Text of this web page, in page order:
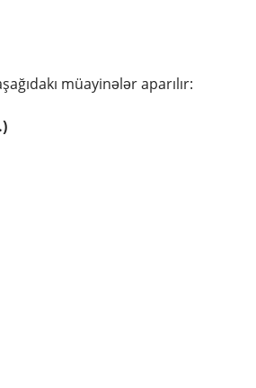
müayinələr aparılır: